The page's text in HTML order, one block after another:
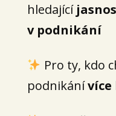
hledající
v podnikání
Pro ty, kdo
podnikání